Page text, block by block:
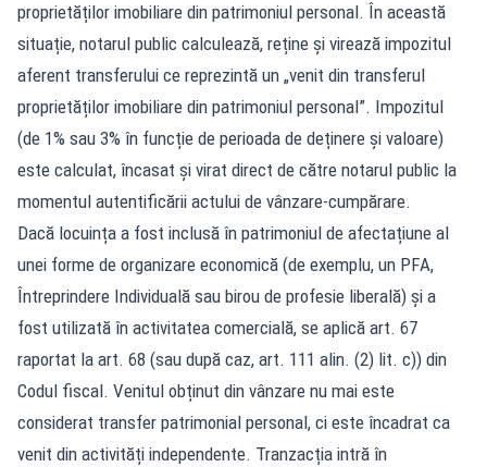
proprietăților imobiliare din patrimoniul personal. În această
situație, notarul public calculează, reține și virează impozitul
aferent transferului ce reprezintă un „venit din transferul
proprietăților imobiliare din patrimoniul personal”. Impozitul
(de 1% sau 3% în funcție de perioada de deținere și valoare)
este calculat, încasat și virat direct de către notarul public la
momentul autentificării actului de vânzare-cumpărare.
Dacă locuința a fost inclusă în patrimoniul de afectațiune al
unei forme de organizare economică (de exemplu, un PFA,
Întreprindere Individuală sau birou de profesie liberală) și a
fost utilizată în activitatea comercială, se aplică art. 67
raportat la art. 68 (sau după caz, art. 111 alin. (2) lit. c)) din
Codul fiscal. Venitul obținut din vânzare nu mai este
considerat transfer patrimonial personal, ci este încadrat ca
venit din activități independente. Tranzacția intră în